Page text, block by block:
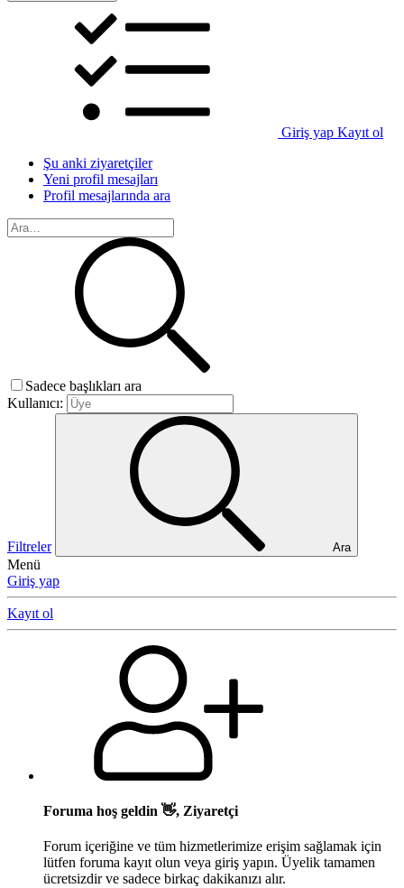
Giriş yap Kayıt ol
Şu anki ziyaretçiler
Yeni profil mesajları
Profil mesajlarında ara
Sadece başlıkları ara
Kullanıcı:
Filtreler Ara
Menü
Giriş yap
Kayıt ol
Foruma hoş geldin 👋, Ziyaretçi
Forum içeriğine ve tüm hizmetlerimize erişim sağlamak için
lütfen foruma kayıt olun veya giriş yapın. Üyelik tamamen
ücretsizdir ve sadece birkaç dakikanızı alır.